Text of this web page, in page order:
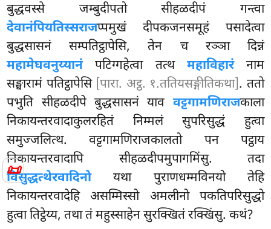
📜
बुद्धवस्से जम्बुदीपतो सीहळदीपं गन्त्वा
देवानंपियतिस्सराजप्पमुखं दीपकजनसमूहं पसादेत्वा
बुद्धसासनं सम्पतिट्ठापेसि, तेन च रञ्ञा दिन्नं
महामेघवनुय्यानंपटिग्गहेत्वा तत्थ महाविहारंनाम
सङ्घारामं पतिट्ठापेसि [पारा. अट्ठ. १.ततियसङ्गीतिकथा]. ततो
पभुति सीहळदीपे बुद्धसासनं याव वट्टगामणिराजकाला
निकायन्तरवादाकुलरहितं निम्मलं सुपरिसुद्धं हुत्वा
समुज्जलित्थ. वट्टगामणिराजकालतो पन पट्ठाय
निकायन्तरवादापि सीहळदीपमुपागमिंसु. तदा
विसुद्धत्थेरवादिनोयथा पुराणधम्मविनयो तेहि
निकायन्तरवादेहि असम्मिस्सो अमलीनो पकतिपरिसुद्धो
हुत्वा तिट्ठेय्य, तथा तं महुस्साहेन सुरक्खितं रक्खिंसु. कथं?